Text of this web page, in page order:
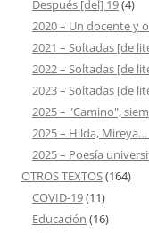
Después [del] 19(4)
2020 – Un docente y
2021 – Soltadas [de
2022 – Soltadas [de
2023 – Soltadas [de
2025 – "Camino",
2025 – Hilda,
2025 – Poesía
OTROS TEXTOS(164)
COVID-19(11)
Educación (16)